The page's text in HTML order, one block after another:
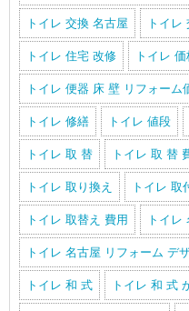
トイレ 交換 名古屋 トイレ
トイレ 住宅 改修 トイレ 価
トイレ 便器 床 壁 リフォーム
トイレ 修繕 トイレ 値段
トイレ 取 替 トイレ 取 替
トイレ 取り換え トイレ 取
トイレ 取替え 費用 トイレ
トイレ 名古屋 リフォーム デ
トイレ 和 式 トイレ 和 式